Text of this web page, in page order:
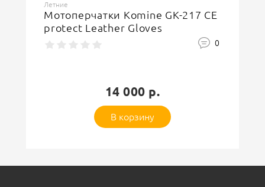
Защитный код
Летние
Мотоперчатки Komine GK-217 CE
protect Leather Gloves
0
14 000 р.
В корзину